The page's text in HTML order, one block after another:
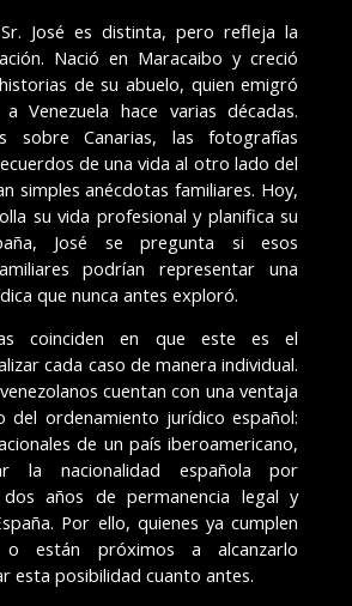
José es distinta, pero refleja la
Nació en Maracaibo y creció
de su abuelo, quien emigró
Venezuela hace varias décadas.
sobre Canarias, las fotografías
de una vida al otro lado del
simples anécdotas familiares. Hoy,
su vida profesional y planifica su
José se pregunta si esos
podrían representar una
que nunca antes exploró.
coinciden en que este es el
cada caso de manera individual.
cuentan con una ventaja
del ordenamiento jurídico español:
de un país iberoamericano,
la nacionalidad española por
años de permanencia legal y
Por ello, quienes ya cumplen
están próximos a alcanzarlo
esta posibilidad cuanto antes.